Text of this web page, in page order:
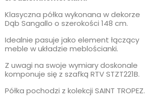
Klasyczna półka wykonana w dekorze
Dąb Sangallo o szerokości 148 cm.
Idealnie pasuje jako element łączący
meble w układzie meblościanki.
Z uwagi na swoje wymiary doskonale
komponuje się z szafką RTV STZT221B.
Półka pochodzi z kolekcji SAINT TROPEZ.